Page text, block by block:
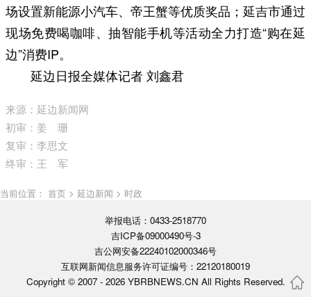
场设置新能源小汽车、帝王蟹等优质奖品；延吉市通过
现场免费喝咖啡、抽智能手机等活动全力打造“购在延
边”消费IP。
延边日报全媒体记者 刘鑫君
来源：延边新闻网
初审：姜 珊
复审：李思文
终审：王 军
当前位置： 首页 > 延边新闻 > 时政
举报电话：0433-2518770
吉ICP备09000490号-3
吉公网安备22240102000346号
互联网新闻信息服务许可证编号：22120180019
Copyright © 2007 - 2026 YBRBNEWS.CN All Rights Reserved.